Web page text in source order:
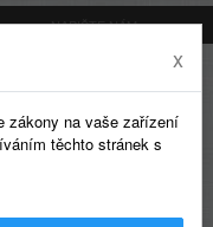
NAPIŠTE NÁM
x
zákony na vaše zařízení
těchto stránek s